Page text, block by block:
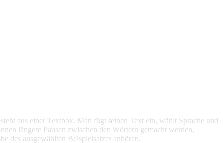
aus einer Textbox. Man fügt seinen Text ein, wählt Sprache und
längere Pausen zwischen den Wörtern gemacht werden,
des ausgewählten Beispielsatzes anhören.